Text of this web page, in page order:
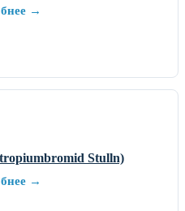
→
Stulln)
→